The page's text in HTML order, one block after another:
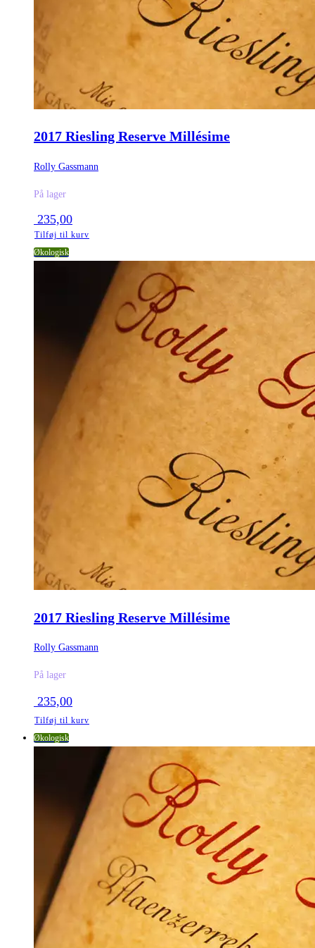
2017 Riesling Reserve Millésime
Rolly Gassmann
På lager
235,00
Tilføj til kurv
Økologisk
2017 Riesling Reserve Millésime
Rolly Gassmann
På lager
235,00
Tilføj til kurv
Økologisk